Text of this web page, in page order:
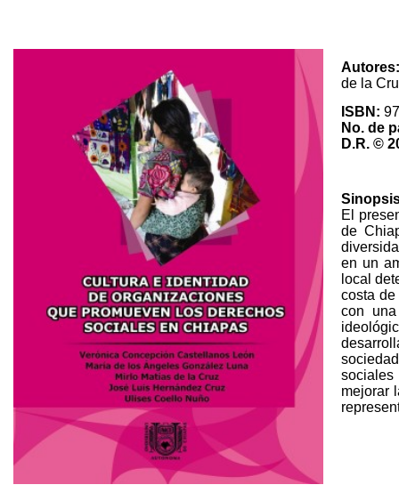
de la
ISBN:
No. de
D.R. ©
El
de
en un
local
costa
con
sociales
mejorar